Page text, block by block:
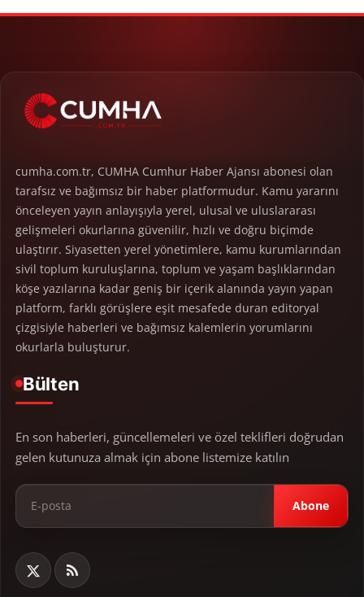
cumha.com.tr, CUMHA Cumhur Haber Ajansı abonesi olan
tarafsız ve bağımsız bir haber platformudur. Kamu yararını
önceleyen yayın anlayışıyla yerel, ulusal ve uluslararası
gelişmeleri okurlarına güvenilir, hızlı ve doğru biçimde
ulaştırır. Siyasetten yerel yönetimlere, kamu kurumlarından
sivil toplum kuruluşlarına, toplum ve yaşam başlıklarından
köşe yazılarına kadar geniş bir içerik alanında yayın yapan
platform, farklı görüşlere eşit mesafede duran editoryal
çizgisiyle haberleri ve bağımsız kalemlerin yorumlarını
okurlarla buluşturur.
Bülten
En son haberleri, güncellemeleri ve özel teklifleri doğrudan
gelen kutunuza almak için abone listemize katılın
Abone